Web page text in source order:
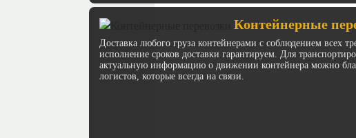
Контейнерные
Доставка любого груза контейнерами с соблюдением всех
исполнение сроков доставки гарантируем. Для
актуальную информацию о движении контейнера можно
логистов, которые всегда на связи.